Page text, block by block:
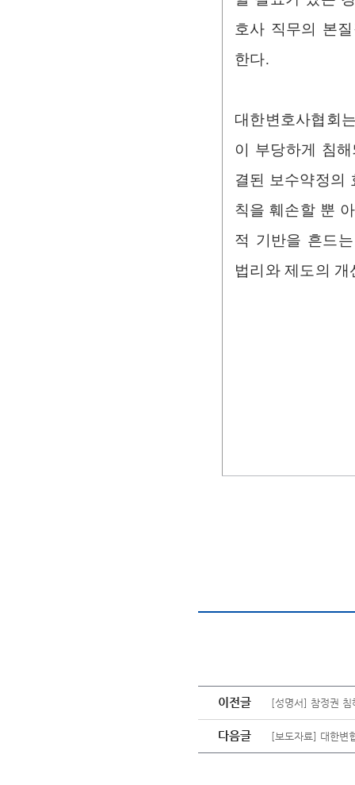
호사 직무의 본
한다.
대한변호사협회
이 부당하게 침
결된 보수약정의
칙을 훼손할 뿐
적 기반을 흔드
법리와 제도의
이전글 [성명서] 참정권 침
다음글 [보도자료] 대한변